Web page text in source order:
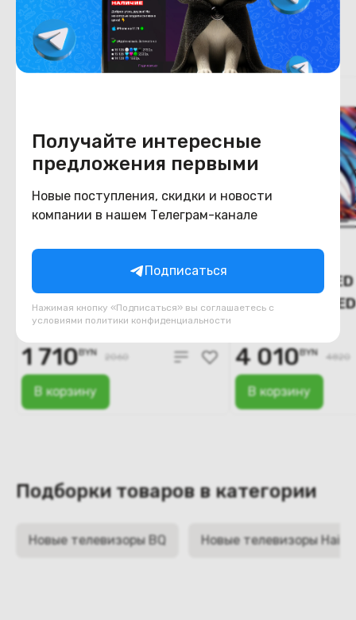
Получайте интересные
предложения первыми
Новые поступления, скидки и новости
компании в нашем Телеграм-канале
Подписаться
Нажимая кнопку «Подписаться» вы соглашаетесь с
условиями политики конфиденциальности
Похожие товары
(Новый) Телевизор Haier
50 Smart TV AX PRO
В наличии
В корзину
1 710BYN 2060
(Новый)
Haier 75 Mini LED
В корзину
4 010BYN 4820
Подборки товаров в категории
Новые телевизоры BQ Новые телевизоры Haier